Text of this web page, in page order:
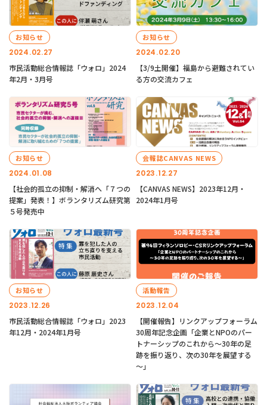
2024.02.27
お知らせ
市民活動総合情報誌「ウォロ」2024
年2月・3月号
2024.02.20
お知らせ
【3/9土開催】福島から避難されてい
る方の交流カフェ
2024.01.08
お知らせ
【社会的孤立の抑制・解消へ「７つの
提案」発表！】ボランタリズム研究第
５号発売中
2023.12.27
会報誌CANVAS NEWS
【CANVAS NEWS】2023年12月・
2024年1月号
2023.12.26
お知らせ
市民活動総合情報誌「ウォロ」2023
年12月・2024年1月号
2023.12.04
活動報告
【開催報告】リンクアップフォーラム
30周年記念企画「企業とNPOのパー
トナーシップのこれから～30年の足
跡を振り返り、次の30年を展望する
～」